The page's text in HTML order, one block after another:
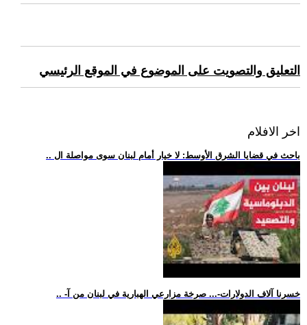
التعليق والتصويت على الموضوع في الموقع الرئيسي
اخر الافلام
.. باحث في قضايا الشرق الأوسط: لا خيار أمام لبنان سوى مواصلة ال
.. -خسرنا آلاف الدولارات-... صرخة مزارعي الهبارية في لبنان من آ